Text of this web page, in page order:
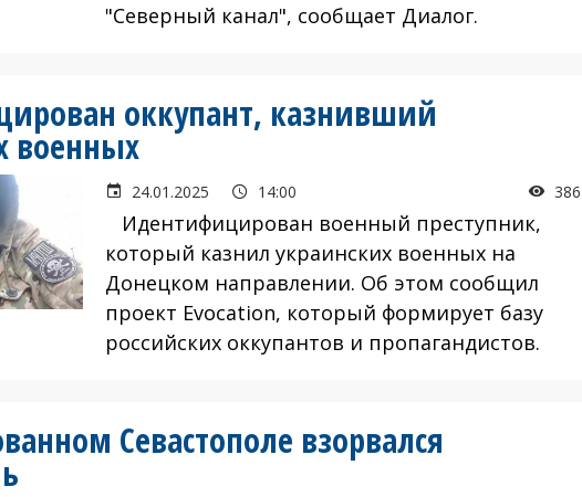
"Северный канал", сообщает Диалог.
оккупант, казнивший
военных
24.01.2025 14:00 386
Идентифицирован военный преступник,
который казнил украинских военных на
Донецком направлении. Об этом сообщил
проект Evocation, который формирует базу
российских оккупантов и пропагандистов.
Севастополе взорвался